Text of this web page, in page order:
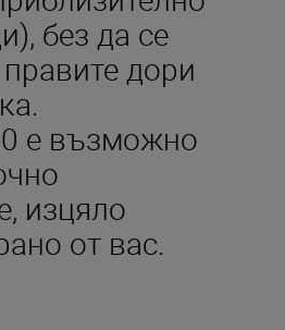
без да се
дори
е възможно
изцяло
от вас.